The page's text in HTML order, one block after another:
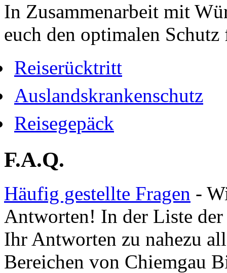
In Zusammenarbeit mit
euch den optimalen
Reiserücktritt
Auslandskrankenschutz
Reisegepäck
F.A.Q.
Häufig gestellte Fragen -
Antworten! In der Liste
Ihr Antworten zu nahezu
Bereichen von Chiemgau